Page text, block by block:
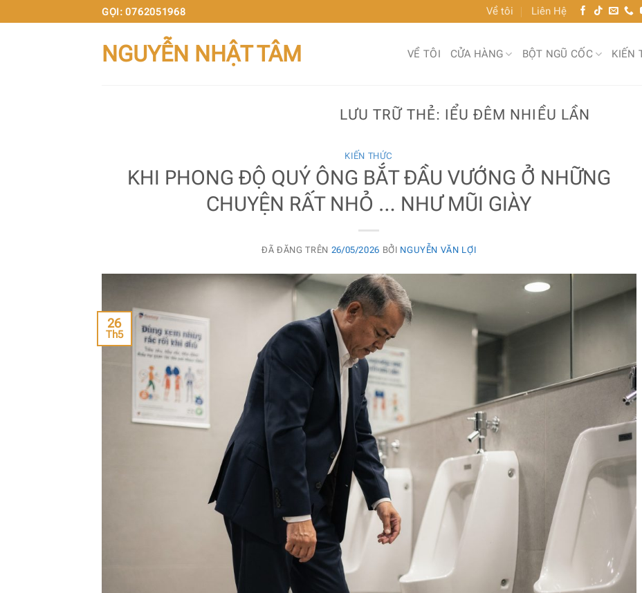
GỌI: 0762051968 Về tôi Liên Hệ
NGUYỄN NHẬT TÂM VỀ TÔI CỬA HÀNG BỘT NGŨ CỐC KIẾN
LƯU TRỮ THẺ: IỂU ĐÊM NHIỀU LẦN
KIẾN THỨC
KHI PHONG ĐỘ QUÝ ÔNG BẮT ĐẦU VƯỚNG Ở NHỮNG
CHUYỆN RẤT NHỎ … NHƯ MŨI GIÀY
ĐÃ ĐĂNG TRÊN 26/05/2026 BỞI NGUYỄN VĂN LỢI
26
Th5